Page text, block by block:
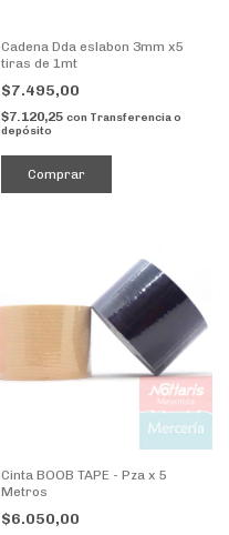
Cadena Dda eslabon 3mm x5
tiras de 1mt
$7.495,00
$7.120,25 con Transferencia o
depósito
Cinta BOOB TAPE - Pza x 5
Metros
$6.050,00